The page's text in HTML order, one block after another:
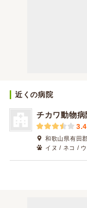
近くの病院
チカワ動物病
和歌山県有田
イヌ / ネコ /